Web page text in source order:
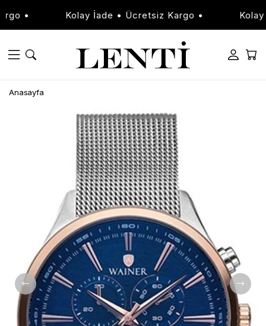
• Kolay İade • Ücretsiz Kargo • Kolay
Anasayfa